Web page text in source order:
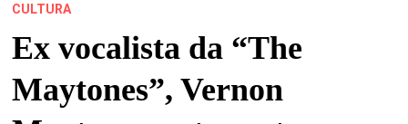
CULTURA
Ex vocalista da “The
Maytones”, Vernon